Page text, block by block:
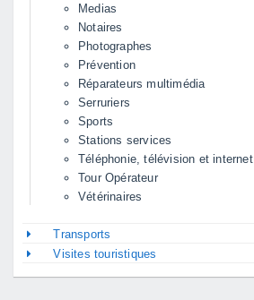
Medias
Notaires
Photographes
Prévention
Réparateurs multimédia
Serruriers
Sports
Stations services
Téléphonie, télévision et internet
Tour Opérateur
Vétérinaires
Transports
Visites touristiques